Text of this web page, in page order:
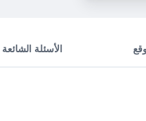
الأسئلة الشائعة